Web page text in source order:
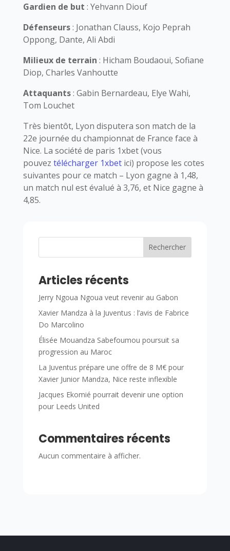
Gardien de but : Yehvann Diouf
Défenseurs: Jonathan Clauss, Kojo Peprah
Oppong, Dante, Ali Abdi
Milieux de terrain : Hicham Boudaoui, Sofiane
Diop, Charles Vanhoutte
Attaquants: Gabin Bernardeau, Elye Wahi,
Tom Louchet
Très bientôt, Lyon disputera son match de la
22e journée du championnat de France face à
Nice. La société de paris 1xbet (vous
pouvez télécharger 1xbetici) propose les cotes
suivantes pour ce match – Lyon gagne à 1,48,
un match nul est évalué à 3,76, et Nice gagne à
4,85.
Rechercher
Articles récents
Jerry Ngoua Ngoua veut revenir au Gabon
Xavier Mandza à la Juventus : l’avis de Fabrice
Do Marcolino
Élisée Mouandza Sabefoumou poursuit sa
progression au Maroc
La Juventus prépare une offre de 8 M€ pour
Xavier Junior Mandza, Nice reste inflexible
Jacques Ekomié pourrait devenir une option
pour Leeds United
Commentaires récents
Aucun commentaire à afficher.